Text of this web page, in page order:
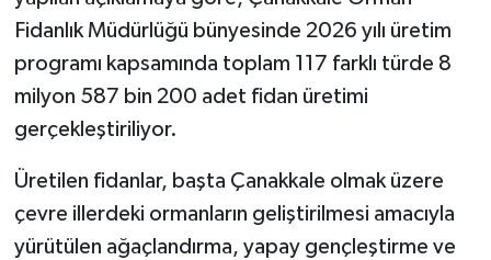
Fidanlık Müdürlüğü bünyesinde 2026 yılı üretim
programı kapsamında toplam 117 farklı türde 8
milyon 587 bin 200 adet fidan üretimi
gerçekleştiriliyor.
Üretilen fidanlar, başta Çanakkale olmak üzere
çevre illerdeki ormanların geliştirilmesi amacıyla
yürütülen ağaçlandırma, yapay gençleştirme ve